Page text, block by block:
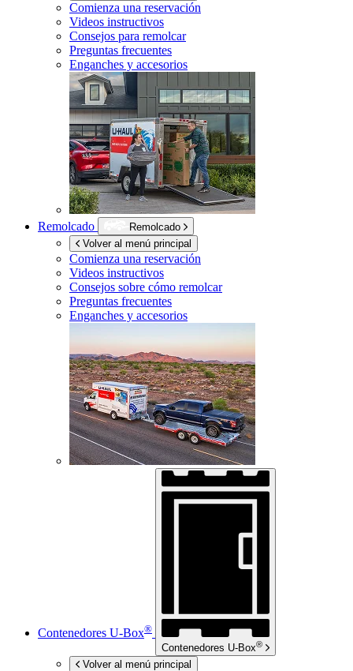
Comienza una reservación
Videos instructivos
Consejos para remolcar
Preguntas frecuentes
Enganches y accesorios
Remolcado
Remolcado
Volver al menú principal
Comienza una reservación
Videos instructivos
Consejos sobre cómo remolcar
Preguntas frecuentes
Enganches y accesorios
Contenedores U-Box®
Contenedores U-Box®
Volver al menú principal